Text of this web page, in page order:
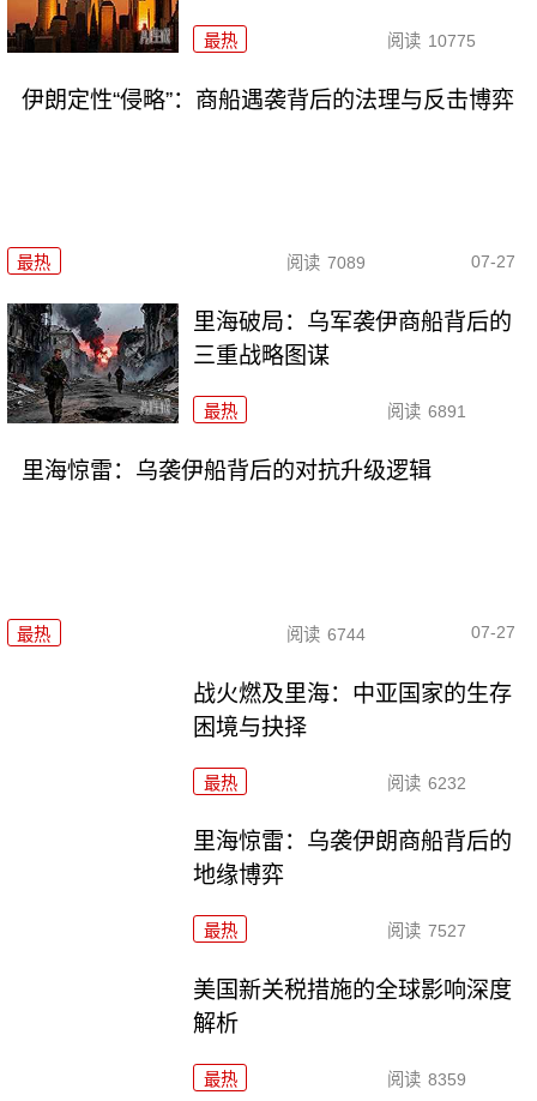
最热 阅读 10775
伊朗定性“侵略”：商船遇袭背后的法理与反击博弈
最热 阅读 7089 07-27
里海破局：乌军袭伊商船背后的
三重战略图谋
最热 阅读 6891
里海惊雷：乌袭伊船背后的对抗升级逻辑
最热 阅读 6744 07-27
战火燃及里海：中亚国家的生存
困境与抉择
最热 阅读 6232
里海惊雷：乌袭伊朗商船背后的
地缘博弈
最热 阅读 7527
美国新关税措施的全球影响深度
解析
最热 阅读 8359